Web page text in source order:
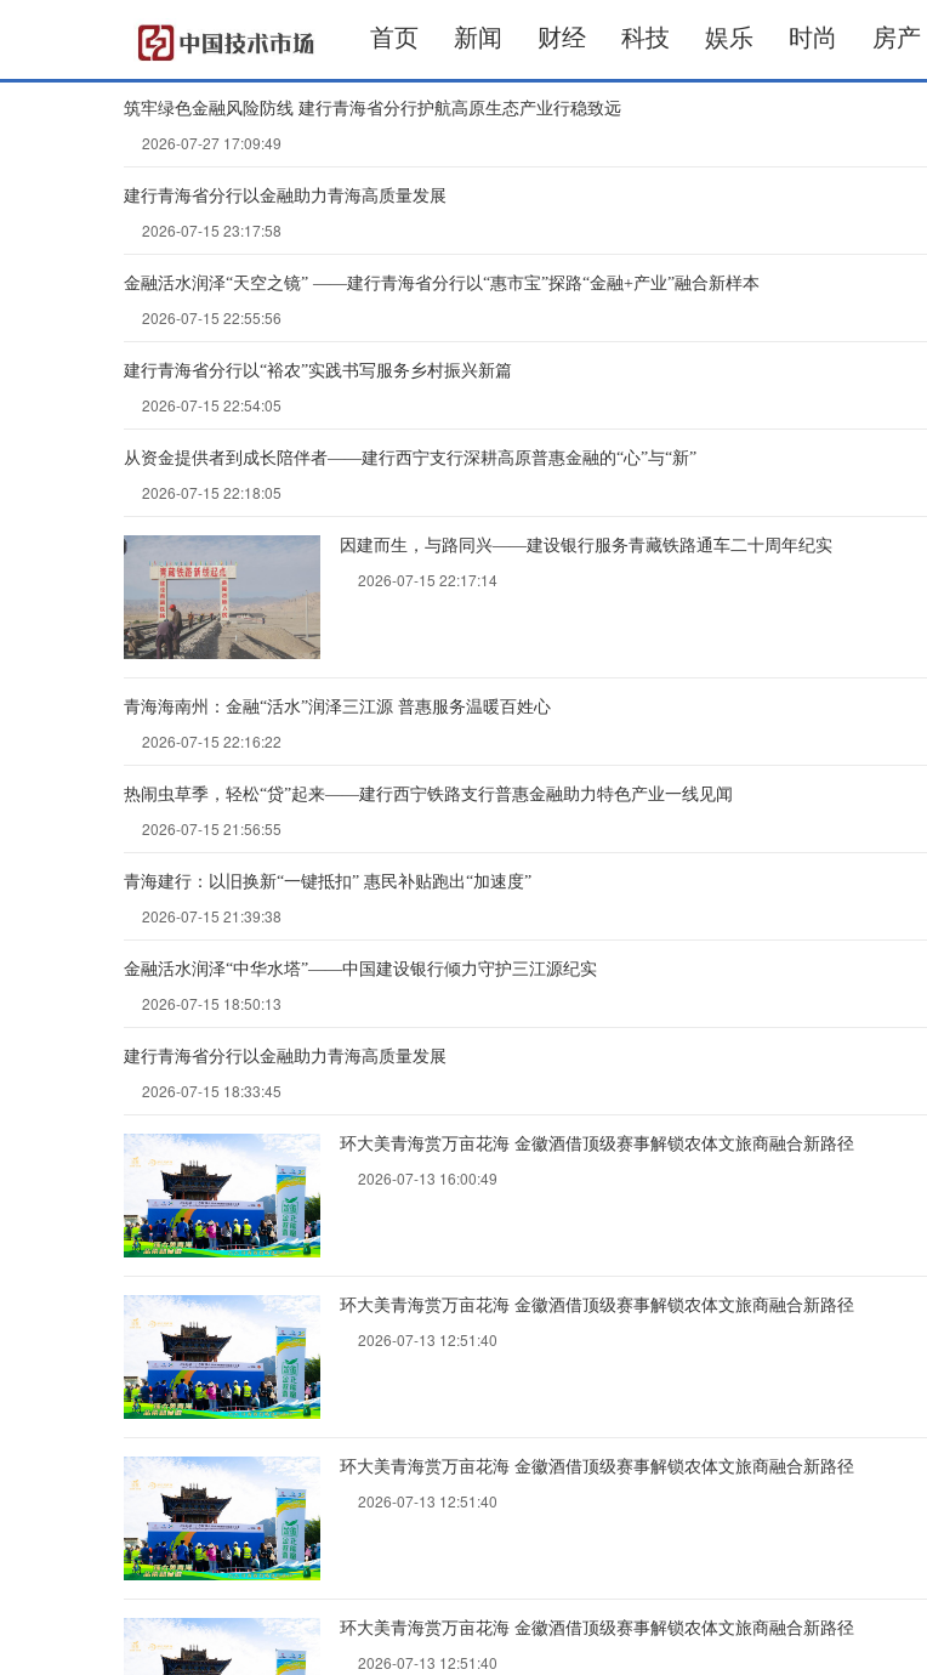
首页 新闻 财经 科技 娱乐 时尚 房产
筑牢绿色金融风险防线 建行青海省分行护航高原生态产业行稳致远
2026-07-27 17:09:49
建行青海省分行以金融助力青海高质量发展
2026-07-15 23:17:58
金融活水润泽“天空之镜” ——建行青海省分行以“惠市宝”探路“金融+产业”融合新样本
2026-07-15 22:55:56
建行青海省分行以“裕农”实践书写服务乡村振兴新篇
2026-07-15 22:54:05
从资金提供者到成长陪伴者——建行西宁支行深耕高原普惠金融的“心”与“新”
2026-07-15 22:18:05
因建而生，与路同兴——建设银行服务青藏铁路通车二十周年纪实
2026-07-15 22:17:14
青海海南州：金融“活水”润泽三江源 普惠服务温暖百姓心
2026-07-15 22:16:22
热闹虫草季，轻松“贷”起来——建行西宁铁路支行普惠金融助力特色产业一线见闻
2026-07-15 21:56:55
青海建行：以旧换新“一键抵扣” 惠民补贴跑出“加速度”
2026-07-15 21:39:38
金融活水润泽“中华水塔”——中国建设银行倾力守护三江源纪实
2026-07-15 18:50:13
建行青海省分行以金融助力青海高质量发展
2026-07-15 18:33:45
环大美青海赏万亩花海 金徽酒借顶级赛事解锁农体文旅商融合新路径
2026-07-13 16:00:49
环大美青海赏万亩花海 金徽酒借顶级赛事解锁农体文旅商融合新路径
2026-07-13 12:51:40
环大美青海赏万亩花海 金徽酒借顶级赛事解锁农体文旅商融合新路径
2026-07-13 12:51:40
环大美青海赏万亩花海 金徽酒借顶级赛事解锁农体文旅商融合新路径
2026-07-13 12:51:40